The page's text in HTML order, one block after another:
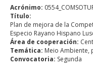
Acrónimo:
Título:
Plan de mejora de la
Especio Rayano Hispano
Área de cooperación:
Temática: Meio Ambiente,
Convocatoria: Segunda